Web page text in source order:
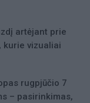
artėjant prie
kurie vizualiai
rugpjūčio 7
– pasirinkimas,